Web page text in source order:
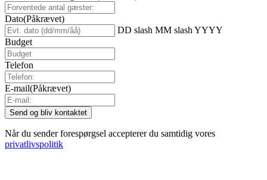
Dato(Påkrævet)
DD slash MM slash YYYY
Budget
Telefon
E-mail(Påkrævet)
Når du sender forespørgsel accepterer du samtidig vores
privatlivspolitik